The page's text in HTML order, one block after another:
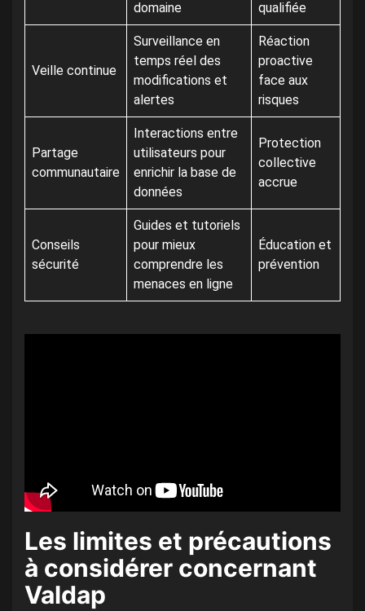
domaine qualifiée
Veille continue
Surveillance en
temps réel des
modifications et
alertes
Réaction
proactive
face aux
risques
Partage
communautaire
Interactions entre
utilisateurs pour
enrichir la base de
données
Protection
collective
accrue
Conseils
sécurité
Guides et tutoriels
pour mieux
comprendre les
menaces en ligne
Éducation et
prévention
Les limites et précautions
à considérer concernant
Valdap